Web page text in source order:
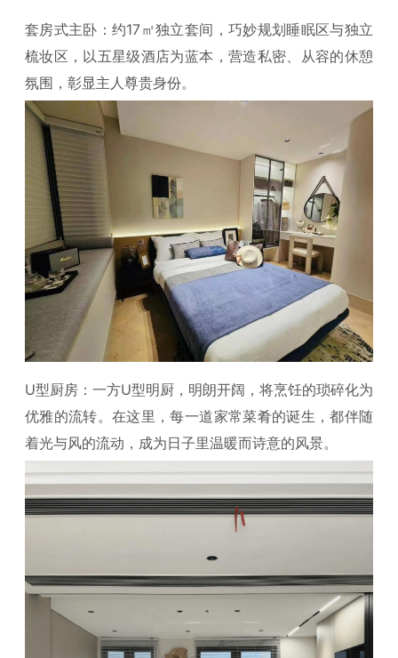
套房式主卧：约17㎡独立套间，巧妙规划睡眠区与独立
梳妆区，以五星级酒店为蓝本，营造私密、从容的休憩
氛围，彰显主人尊贵身份。
U型厨房：一方U型明厨，明朗开阔，将烹饪的琐碎化为
优雅的流转。在这里，每一道家常菜肴的诞生，都伴随
着光与风的流动，成为日子里温暖而诗意的风景。